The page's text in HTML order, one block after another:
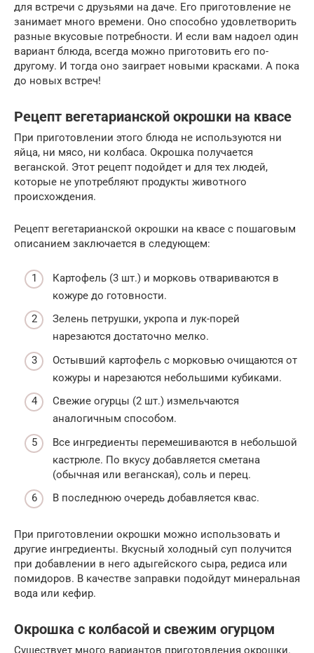
для встречи с друзьями на даче. Его приготовление не
занимает много времени. Оно способно удовлетворить
разные вкусовые потребности. И если вам надоел один
вариант блюда, всегда можно приготовить его по-
другому. И тогда оно заиграет новыми красками. А пока
до новых встреч!
Рецепт вегетарианской окрошки на квасе
При приготовлении этого блюда не используются ни
яйца, ни мясо, ни колбаса. Окрошка получается
веганской. Этот рецепт подойдет и для тех людей,
которые не употребляют продукты животного
происхождения.
Рецепт вегетарианской окрошки на квасе с пошаговым
описанием заключается в следующем:
Картофель (3 шт.) и морковь отвариваются в
кожуре до готовности.
Зелень петрушки, укропа и лук-порей
нарезаются достаточно мелко.
Остывший картофель с морковью очищаются от
кожуры и нарезаются небольшими кубиками.
Свежие огурцы (2 шт.) измельчаются
аналогичным способом.
Все ингредиенты перемешиваются в небольшой
кастрюле. По вкусу добавляется сметана
(обычная или веганская), соль и перец.
В последнюю очередь добавляется квас.
При приготовлении окрошки можно использовать и
другие ингредиенты. Вкусный холодный суп получится
при добавлении в него адыгейского сыра, редиса или
помидоров. В качестве заправки подойдут минеральная
вода или кефир.
Окрошка с колбасой и свежим огурцом
Существует много вариантов приготовления окрошки.